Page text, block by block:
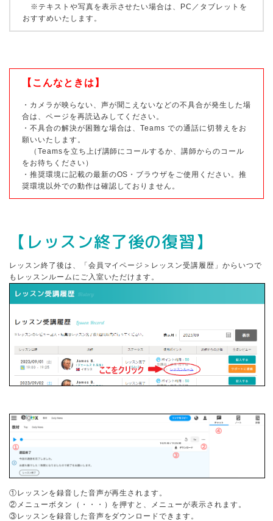
※テキストや写真を表示させたい場合は、PC／タブレットを
おすすめいたします。
【こんなときは】
・カメラが映らない、声が聞こえないなどの不具合が発生した場
合は、ページを再読込みしてください。
・不具合の解決が困難な場合は、Teams での通話に切替えをお
願いいたします。
（Teamsを立ち上げ講師にコールするか、講師からのコール
をお待ちください）
・推奨環境に記載の最新のOS・ブラウザをご使用ください。推
奨環境以外での動作は確認しておりません。
【レッスン終了後の復習】
レッスン終了後は、「会員マイページ＞レッスン受講履歴」からいつで
もレッスンルームにご入室いただけます。
①レッスンを録音した音声が再生されます。
②メニューボタン（・・・）を押すと、メニューが表示されます。
③レッスンを録音した音声をダウンロードできます。